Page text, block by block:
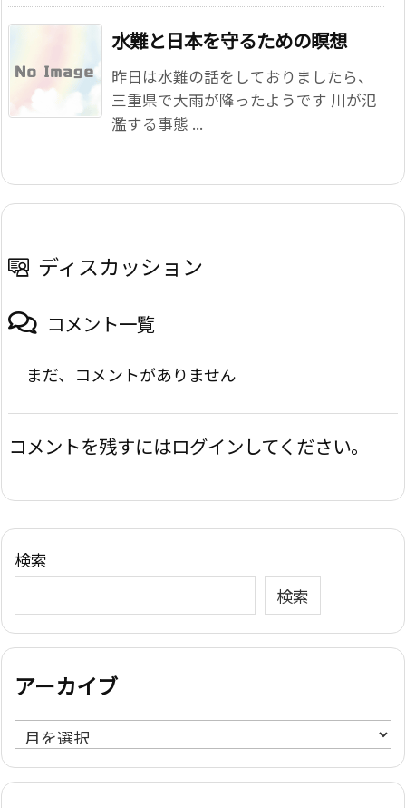
水難と日本を守るための瞑想
昨日は水難の話をしておりましたら、
三重県で大雨が降ったようです 川が氾
濫する事態 ...
ディスカッション
コメント一覧
まだ、コメントがありません
コメントを残すにはログインしてください。
検索
検索
アーカイブ
ア
ー
カ